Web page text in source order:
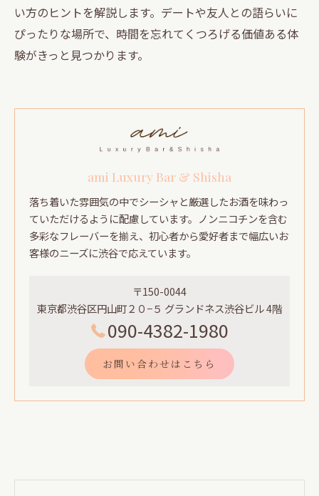
い方のヒントを解説します。デートや友人との語らいに
ぴったりな場所で、時間を忘れてくつろげる価値ある体
験がきっと見つかります。
ami Luxury Bar & Shisha
落ち着いた雰囲気の中でシーシャと厳選したお酒を味わっ
ていただけるように配慮しています。ノンニコチンを含む
多彩なフレーバーを揃え、初心者から愛好者まで幅広いお
客様のニーズに渋谷で応えています。
〒150-0044
東京都渋谷区円山町２０−５ グランドネス渋谷ビル 4階
090-4382-1980
お問い合わせはこちら